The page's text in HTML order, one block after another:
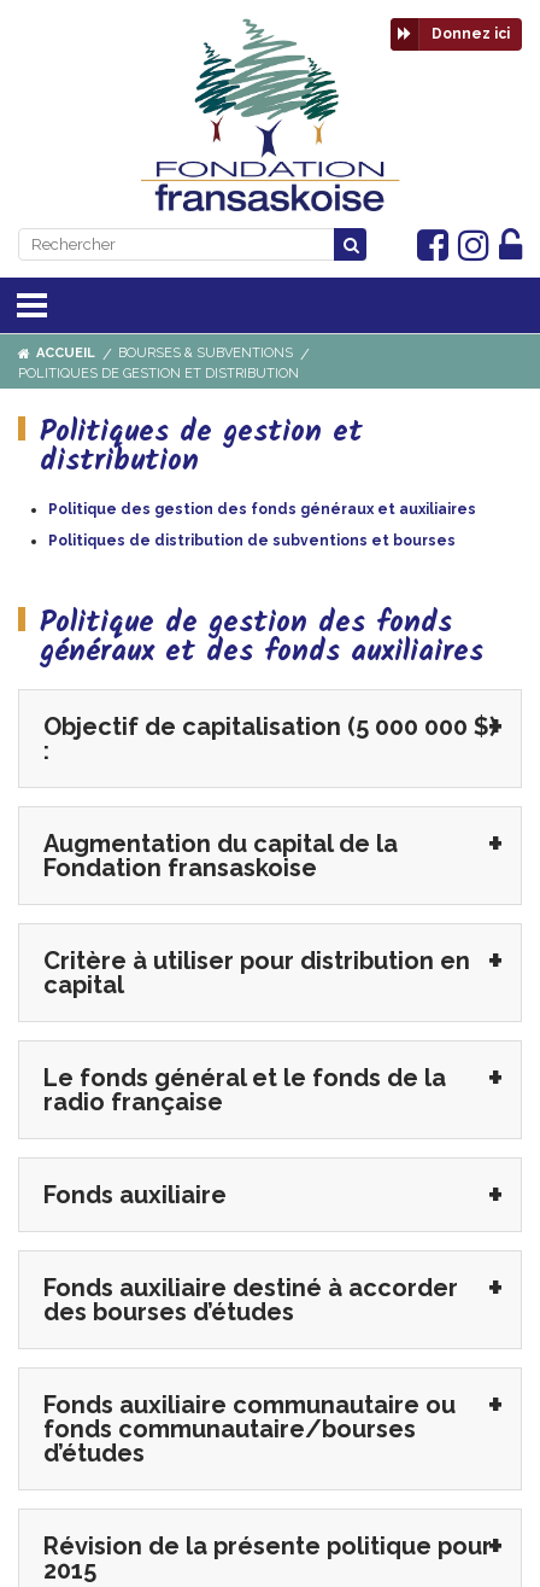
Donnez ici
ACCUEIL
BOURSES & SUBVENTIONS
POLITIQUES DE GESTION ET DISTRIBUTION
Politiques de gestion et
distribution
Politique des gestion des fonds généraux et auxiliaires
Politiques de distribution de subventions et bourses
Politique de gestion des fonds
généraux et des fonds auxiliaires
Objectif de capitalisation (5 000 000 $)
:
Augmentation du capital de la
Fondation fransaskoise
Critère à utiliser pour distribution en
capital
Le fonds général et le fonds de la
radio française
Fonds auxiliaire
Fonds auxiliaire destiné à accorder
des bourses d’études
Fonds auxiliaire communautaire ou
fonds communautaire/bourses
d’études
Révision de la présente politique pour
2015